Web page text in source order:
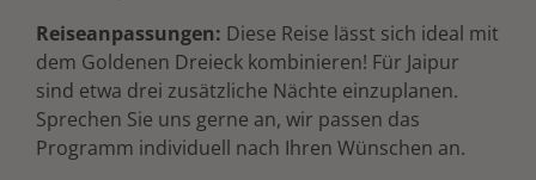
Reiseanpassungen: Diese Reise lässt sich ideal mit
dem Goldenen Dreieck kombinieren! Für Jaipur
sind etwa drei zusätzliche Nächte einzuplanen.
Sprechen Sie uns gerne an, wir passen das
Programm individuell nach Ihren Wünschen an.